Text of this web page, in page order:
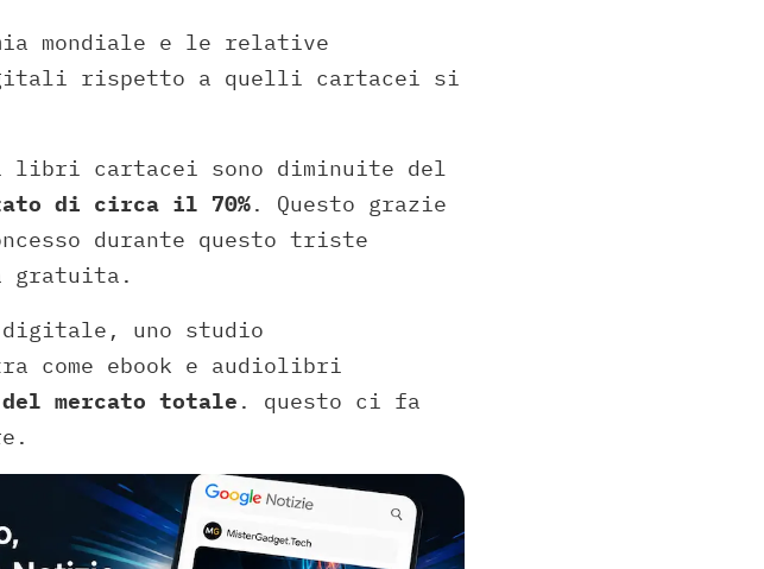
mondiale e le relative
rispetto a quelli cartacei si
libri cartacei sono diminuite del
di circa il 70%. Questo grazie
durante questo triste
gratuita.
digitale, uno studio
come ebook e audiolibri
del mercato totale . questo ci fa